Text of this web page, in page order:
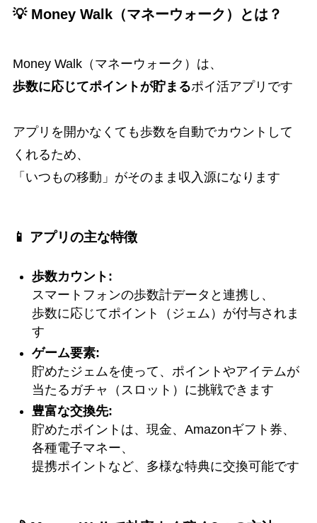
💡 Money Walk（マネーウォーク）とは？
Money Walk（マネーウォーク）は、
歩数に応じてポイントが貯まるポイ活アプリです
アプリを開かなくても歩数を自動でカウントして
くれるため、
「いつもの移動」がそのまま収入源になります
📱 アプリの主な特徴
歩数カウント:
スマートフォンの歩数計データと連携し、
歩数に応じてポイント（ジェム）が付与されま
す
ゲーム要素:
貯めたジェムを使って、ポイントやアイテムが
当たるガチャ（スロット）に挑戦できます
豊富な交換先:
貯めたポイントは、現金、Amazonギフト券、
各種電子マネー、
提携ポイントなど、多様な特典に交換可能です